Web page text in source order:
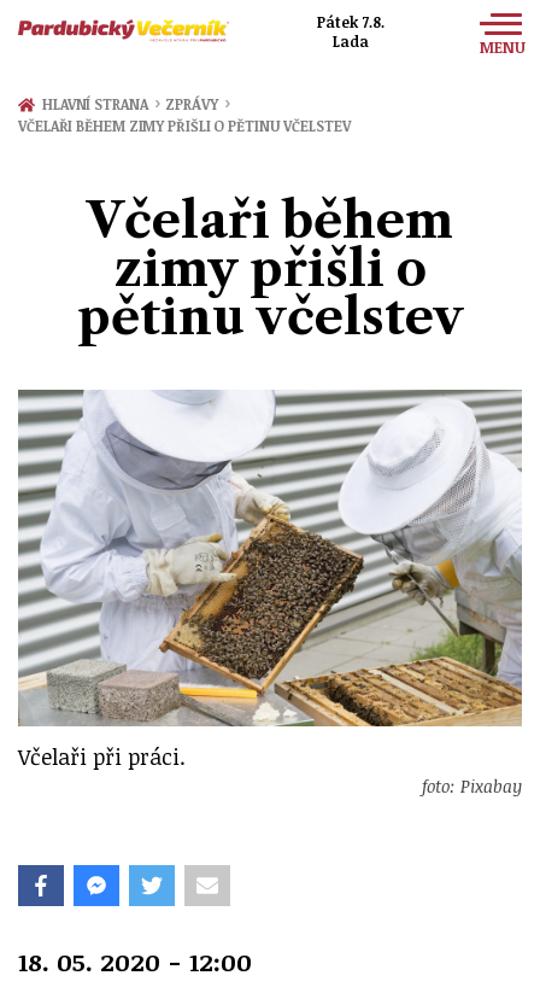
Pátek 7.8.
Lada
MENU
Zprávy
Kultura
Společnost
HLAVNÍ STRANA › ZPRÁVY ›
VČELAŘI BĚHEM ZIMY PŘIŠLI O PĚTINU VČELSTEV
Včelaři během
zimy přišli o
pětinu včelstev
Včelaři při práci.
foto: Pixabay
18. 05. 2020 - 12:00